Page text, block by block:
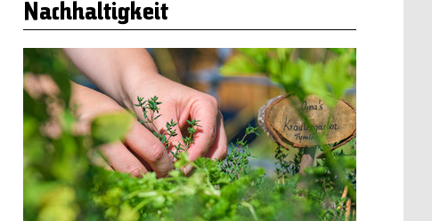
Nachhaltigkeit